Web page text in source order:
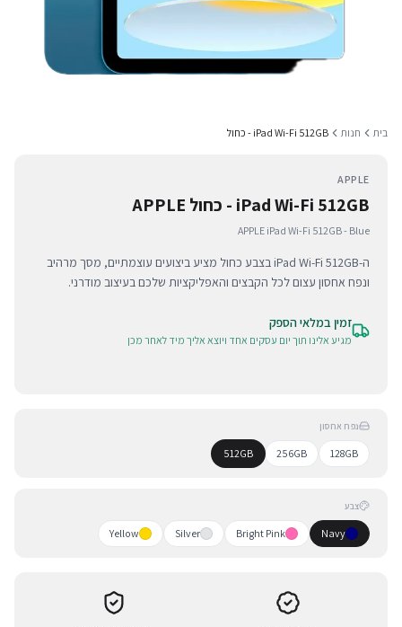
בית חנות iPad Wi-Fi 512GB - כחול
APPLE
iPad Wi-Fi 512GB - כחול APPLE
APPLE iPad Wi-Fi 512GB - Blue
ה-iPad Wi-Fi 512GB בצבע כחול מציע ביצועים עוצמתיים, מסך מרהיב
ונפח אחסון עצום לכל הקבצים והאפליקציות שלכם בעיצוב מודרני.
זמין במלאי הספק
מגיע אלינו תוך יום עסקים אחד ויוצא אליך מיד לאחר מכן
נפח אחסון
128GB
256GB
512GB
צבע
Navy
Bright Pink
Silver
Yellow